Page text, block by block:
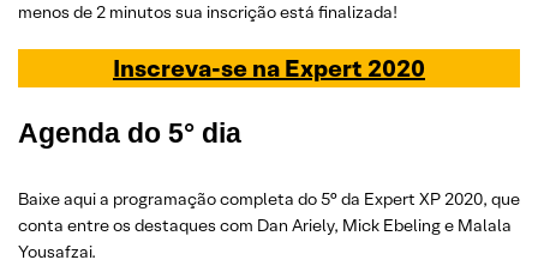
menos de 2 minutos sua inscrição está finalizada!
Inscreva-se na Expert 2020
Agenda do 5° dia
Baixe aqui a programação completa do 5° da Expert XP 2020, que
conta entre os destaques com Dan Ariely, Mick Ebeling e Malala
Yousafzai.